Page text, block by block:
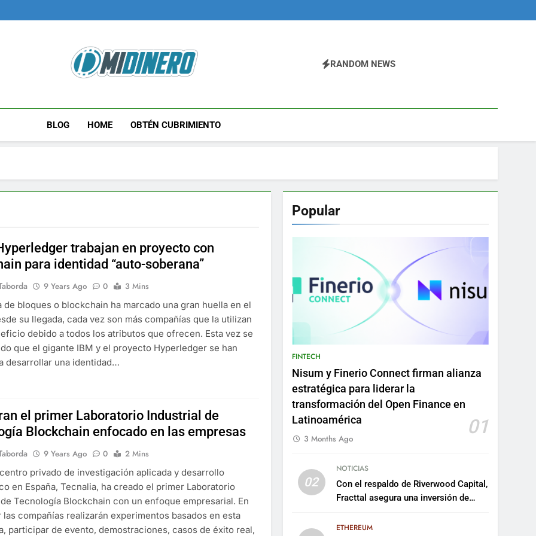
Midinero.co
RANDOM NEWS
BLOG HOME OBTÉN CUBRIMIENTO
trabajan en proyecto con
para identidad “auto-soberana”
9 Years Ago 0
3 Mins
de bloques o blockchain ha marcado una gran huella en el
su llegada, cada vez son más compañías que la utilizan
debido a todos los atributos que ofrecen. Esta vez se
que el gigante IBM y el proyecto Hyperledger se han
desarrollar una identidad…
el primer Laboratorio Industrial de
Blockchain enfocado en las empresas
9 Years Ago 0
2 Mins
privado de investigación aplicada y desarrollo
en España, Tecnalia, ha creado el primer Laboratorio
Tecnología Blockchain con un enfoque empresarial. En
las compañías realizarán experimentos basados en esta
participar de evento, demostraciones, casos de éxito real,
Popular
FINTECH
Nisum y Finerio Connect firman alianza
estratégica para liderar la
transformación del Open Finance en
Latinoamérica
01
3 Months Ago
02
NOTICIAS
Con el respaldo de Riverwood Capital,
Fracttal asegura una inversión de
plataforma
ETHEREUM